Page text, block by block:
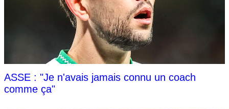
ASSE : "Je n'avais jamais connu un coach
comme ça"